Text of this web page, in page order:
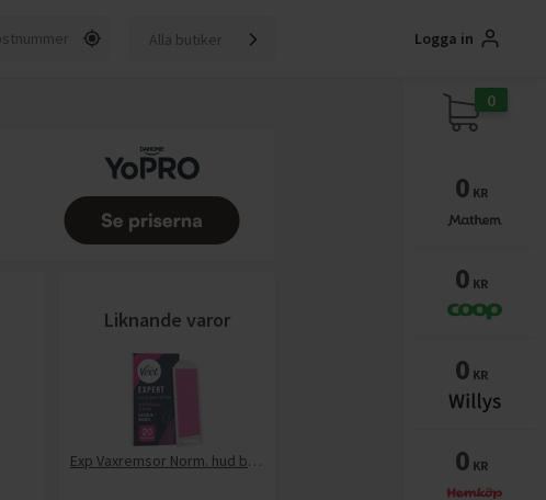
Alla butiker Logga in
Liknande varor
Exp Vaxremsor Norm. hud ben & kropp
0
0 KR
0 KR
0 KR
0 KR